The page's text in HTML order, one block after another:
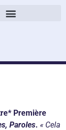
37, 26)
Première
Paroles. « Cela